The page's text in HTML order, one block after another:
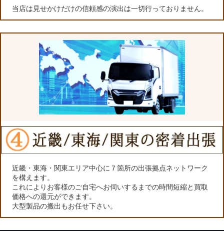
当店は見せかけだけの信頼感の演出は一切行っておりません。
近畿・東海・関東エリア中心に７箇所の出張拠点ネットワーク
を構えます。
これによりお客様のご自宅へお伺いするまでの時間短縮と買取
価格への還元ができます。
大型製品の搬出もお任せ下さい。